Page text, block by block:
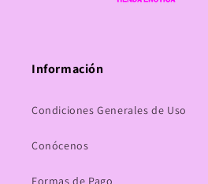
Información
Condiciones Generales de Uso
Conócenos
Formas de Pago